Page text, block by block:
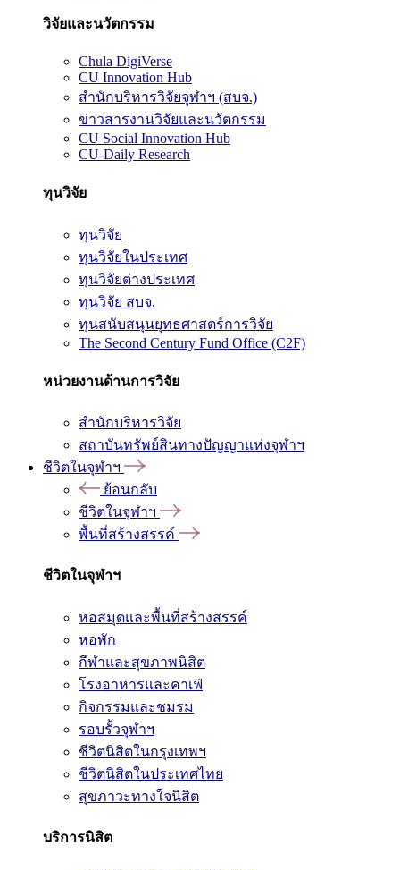
วิจัยและนวัตกรรม
Chula DigiVerse
CU Innovation Hub
สำนักบริหารวิจัยจุฬาฯ (สบจ.)
ข่าวสารงานวิจัยและนวัตกรรม
CU Social Innovation Hub
CU-Daily Research
ทุนวิจัย
ทุนวิจัย
ทุนวิจัยในประเทศ
ทุนวิจัยต่างประเทศ
ทุนวิจัย สบจ.
ทุนสนับสนุนยุทธศาสตร์การวิจัย
The Second Century Fund Office (C2F)
หน่วยงานด้านการวิจัย
สำนักบริหารวิจัย
สถาบันทรัพย์สินทางปัญญาแห่งจุฬาฯ
ชีวิตในจุฬาฯ
ย้อนกลับ
ชีวิตในจุฬาฯ
พื้นที่สร้างสรรค์
ชีวิตในจุฬาฯ
หอสมุดและพื้นที่สร้างสรรค์
หอพัก
กีฬาและสุขภาพนิสิต
โรงอาหารและคาเฟ่
กิจกรรมและชมรม
รอบรั้วจุฬาฯ
ชีวิตนิสิตในกรุงเทพฯ
ชีวิตนิสิตในประเทศไทย
สุขภาวะทางใจนิสิต
บริการนิสิต